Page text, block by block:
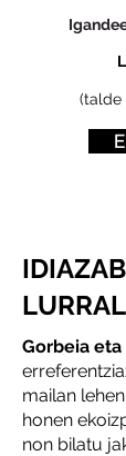
(talde
Gorbeia
mailan
honen
non bilatu